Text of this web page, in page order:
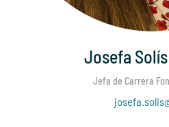
Josefa
Jefa de Carrera